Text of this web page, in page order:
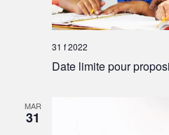
Date limite pour
31 f 2022
MAR
31